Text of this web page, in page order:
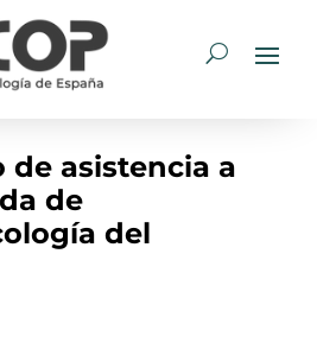
de asistencia a
de
del